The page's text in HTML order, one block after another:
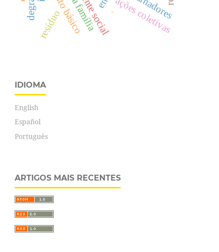
resíduo . ações coletivas
IDIOMA
English
Español
Português
ARTIGOS MAIS RECENTES